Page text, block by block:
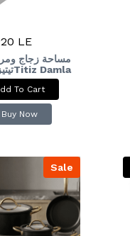
LE
مساحة زجاج
and Mirror
- 2
To Cart
Buy Now
Sale